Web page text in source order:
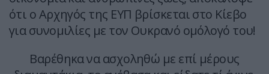
ότι ο Αρχηγός της ΕΥΠ βρίσκεται στο Κίεβο
για συνομιλίες με τον Ουκρανό ομόλογό του!
Βαρέθηκα να ασχοληθώ με επί μέρους